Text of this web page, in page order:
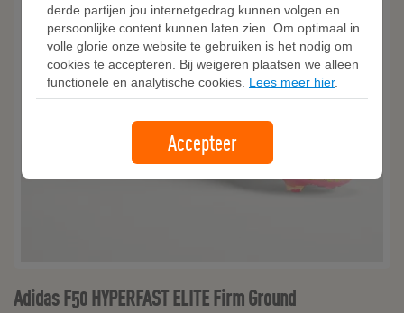
Adidas F50 HYPERFAST ELITE Firm Ground
derde partijen jou internetgedrag kunnen volgen en
persoonlijke content kunnen laten zien. Om optimaal in
volle glorie onze website te gebruiken is het nodig om
cookies te accepteren. Bij weigeren plaatsen we alleen
functionele en analytische cookies. Lees meer hier.
Accepteer